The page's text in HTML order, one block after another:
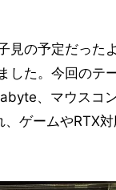
見の予定だった
した。今回のテ
、マウスコ
ゲームやRTX